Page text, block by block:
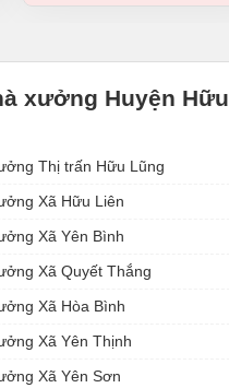
xưởng Huyện Hữu
Thị trấn Hữu Lũng
Xã Hữu Liên
Xã Yên Bình
Xã Quyết Thắng
Xã Hòa Bình
Xã Yên Thịnh
Xã Yên Sơn